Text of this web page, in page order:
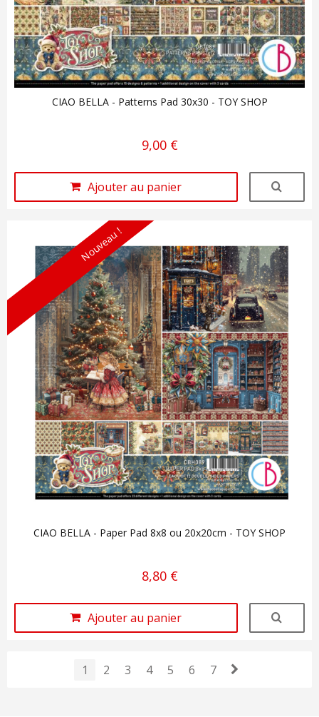
CIAO BELLA - Patterns Pad 30x30 - TOY SHOP
9,00 €
Ajouter au panier
Nouveau !
CIAO BELLA - Paper Pad 8x8 ou 20x20cm - TOY SHOP
8,80 €
Ajouter au panier
1 2 3 4 5 6 7